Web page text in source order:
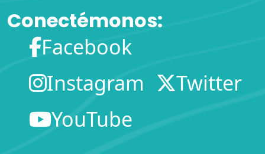
Conectémonos:
Facebook
Instagram
Twitter
YouTube